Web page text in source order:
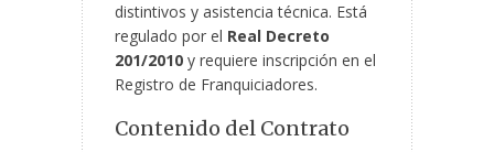
distintivos y asistencia técnica. Está
regulado por el Real Decreto
201/2010 y requiere inscripción en el
Registro de Franquiciadores.
Contenido del Contrato